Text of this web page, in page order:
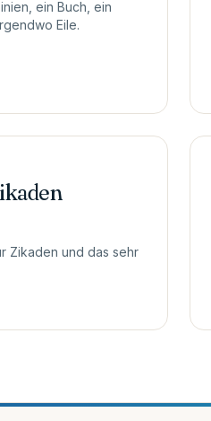
ein Buch, ein
Eile.
Zikaden und das sehr